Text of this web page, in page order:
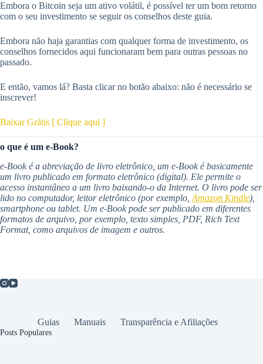
Embora o Bitcoin seja um ativo volátil, é possível ter um bom retorno
com o seu investimento se seguir os conselhos deste guia.
Embora não haja garantias com qualquer forma de investimento, os
conselhos fornecidos aqui funcionaram bem para outras pessoas no
passado.
E então, vamos lá? Basta clicar no botão abaixo: não é necessário se
inscrever!
Baixar Grátis [ Clique aqui ]
o que é um e-Book?
e-Book é a abreviação de livro eletrônico, um e-Book é basicamente
um livro publicado em formato eletrônico (digital). Ele permite o
acesso instantâneo a um livro baixando-o da Internet. O livro pode ser
lido no computador, leitor eletrônico (por exemplo, Amazon Kindle),
smartphone ou tablet. Um e-Book pode ser publicado em diferentes
formatos de arquivo, por exemplo, texto simples, PDF, Rich Text
Format, como arquivos de imagem e outros.
Guias Manuais Transparência e Afiliações
Posts Populares